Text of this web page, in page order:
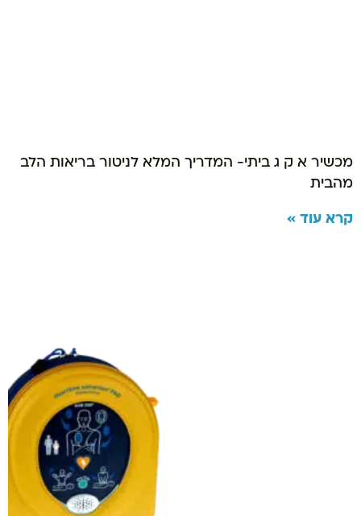
מכשיר א ק ג ביתי- המדריך המלא לניטור בריאות הלב
מהבית
קרא עוד »